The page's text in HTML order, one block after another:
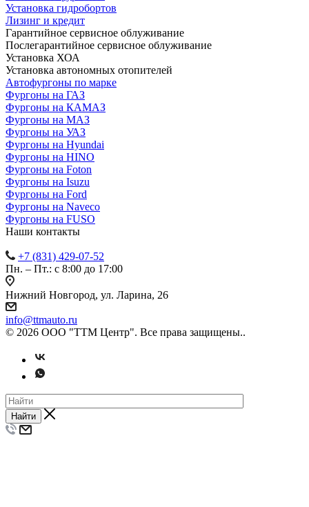
Установка гидробортов
Лизинг и кредит
Гарантийное сервисное облуживание
Послегарантийное сервисное облуживание
Установка ХОА
Установка автономных отопителей
Автофургоны по марке
Фургоны на ГАЗ
Фургоны на КАМАЗ
Фургоны на МАЗ
Фургоны на УАЗ
Фургоны на Hyundai
Фургоны на HINO
Фургоны на Foton
Фургоны на Isuzu
Фургоны на Ford
Фургоны на Naveco
Фургоны на FUSO
Наши контакты
+7 (831) 429-07-52
Пн. – Пт.: с 8:00 до 17:00
Нижний Новгород, ул. Ларина, 26
info@ttmauto.ru
© 2026 ООО "ТТМ Центр". Все права защищены..
Найти